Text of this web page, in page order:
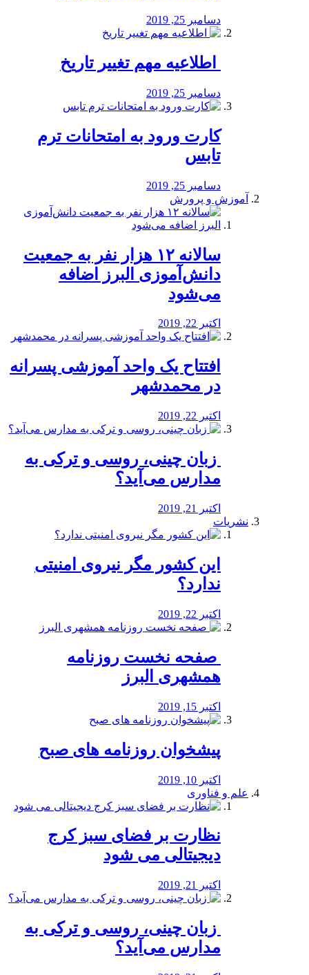
دسامبر 25, 2019
️ اطلاعیه مهم تغییر تاریخ
دسامبر 25, 2019
کارت ورود به امتحانات ترم
تابس
دسامبر 25, 2019
آموزش و پرورش
️سالانه ۱۲ هزار نفر به جمعیت
دانش‌آموزی البرز اضافه
می‌شود
اکتبر 22, 2019
افتتاح یک واحد آموزشی پسرانه
در محمدشهر
اکتبر 22, 2019
️ زبان چینی، روسی و ترکی به
مدارس می‌آید؟
اکتبر 21, 2019
نشریات
این کشور مگر نیروی امنیتی
ندارد؟
اکتبر 22, 2019
️ صفحه نخست روزنامه‌
همشهری البرز
اکتبر 15, 2019
پیشخوان روزنامه های صبح
اکتبر 10, 2019
علم و فناوری
نظارت بر فضای سبز کرج
دیجیتالی می شود
اکتبر 21, 2019
️ زبان چینی، روسی و ترکی به
مدارس می‌آید؟